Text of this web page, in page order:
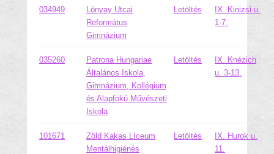
034949
Lónyay Utcai
Református
Gimnázium
Letöltés
IX. Kinizsi u.
1-7.
035260
Patrona Hungariae
Általános Iskola,
Gimnázium, Kollégium
és Alapfokú Művészeti
Iskola
Letöltés
IX. Knézich
u. 3-13.
101671
Zöld Kakas Líceum
Mentálhigiénés
Letöltés
IX. Hurok u.
11.